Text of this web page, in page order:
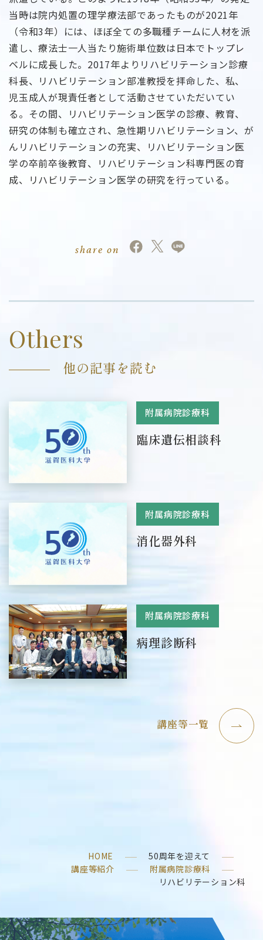
当時は院内処置の理学療法部であったものが2021年
（令和3年）には、ほぼ全ての多職種チームに人材を派
遣し、療法士一人当たり施術単位数は日本でトップレ
ベルに成長した。2017年よりリハビリテーション診療
科長、リハビリテーション部准教授を拝命した、私、
児玉成人が現責任者として活動させていただいてい
る。その間、リハビリテーション医学の診療、教育、
研究の体制も確立され、急性期リハビリテーション、が
んリハビリテーションの充実、リハビリテーション医
学の卒前卒後教育、リハビリテーション科専門医の育
成、リハビリテーション医学の研究を行っている。
share on
Others
他の記事を読む
附属病院診療科
臨床遺伝相談科
附属病院診療科
消化器外科
附属病院診療科
病理診断科
講座等一覧
HOME
50周年を迎えて
講座等紹介
附属病院診療科
リハビリテーション科